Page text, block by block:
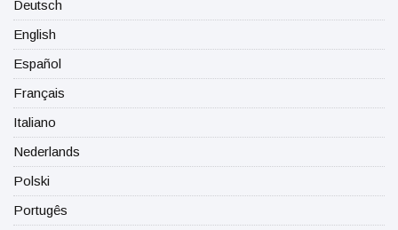
Deutsch
English
Español
Français
Italiano
Nederlands
Polski
Portugês